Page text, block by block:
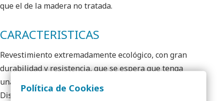
que el de la madera no tratada.
CARACTERISTICAS
Revestimiento extremadamente ecológico, con gran
durabilidad y resistencia, que se espera que tenga
una vida útil de 30 años en relación con el deterioro.
Disponible en una dimensión de 18 mm (espesor) x
Política de Cookies